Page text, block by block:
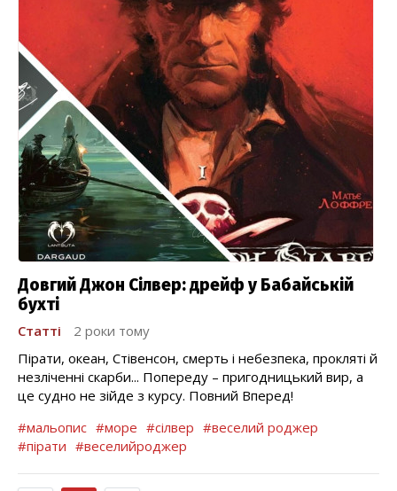
Довгий Джон Сілвер: дрейф у Бабайській
бухті
Статті
2 роки тому
Пірати, океан, Стівенсон, смерть і небезпека, прокляті й
незліченні скарби... Попереду – пригодницький вир, а
це судно не зійде з курсу. Повний Вперед!
#мальопис #море #сілвер #веселий роджер
#пірати #веселийроджер